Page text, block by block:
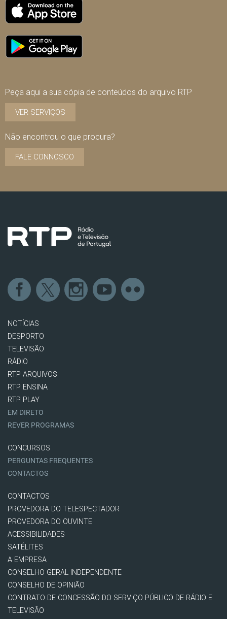
Peça aqui a sua cópia de conteúdos do arquivo RTP
VER SERVIÇOS
Não encontrou o que procura?
FALE CONNOSCO
NOTÍCIAS
DESPORTO
TELEVISÃO
RÁDIO
RTP ARQUIVOS
RTP ENSINA
RTP PLAY
EM DIRETO
REVER PROGRAMAS
CONCURSOS
PERGUNTAS FREQUENTES
CONTACTOS
CONTACTOS
PROVEDORA DO TELESPECTADOR
PROVEDORA DO OUVINTE
ACESSIBILIDADES
SATÉLITES
A EMPRESA
CONSELHO GERAL INDEPENDENTE
CONSELHO DE OPINIÃO
CONTRATO DE CONCESSÃO DO SERVIÇO PÚBLICO DE RÁDIO E
TELEVISÃO